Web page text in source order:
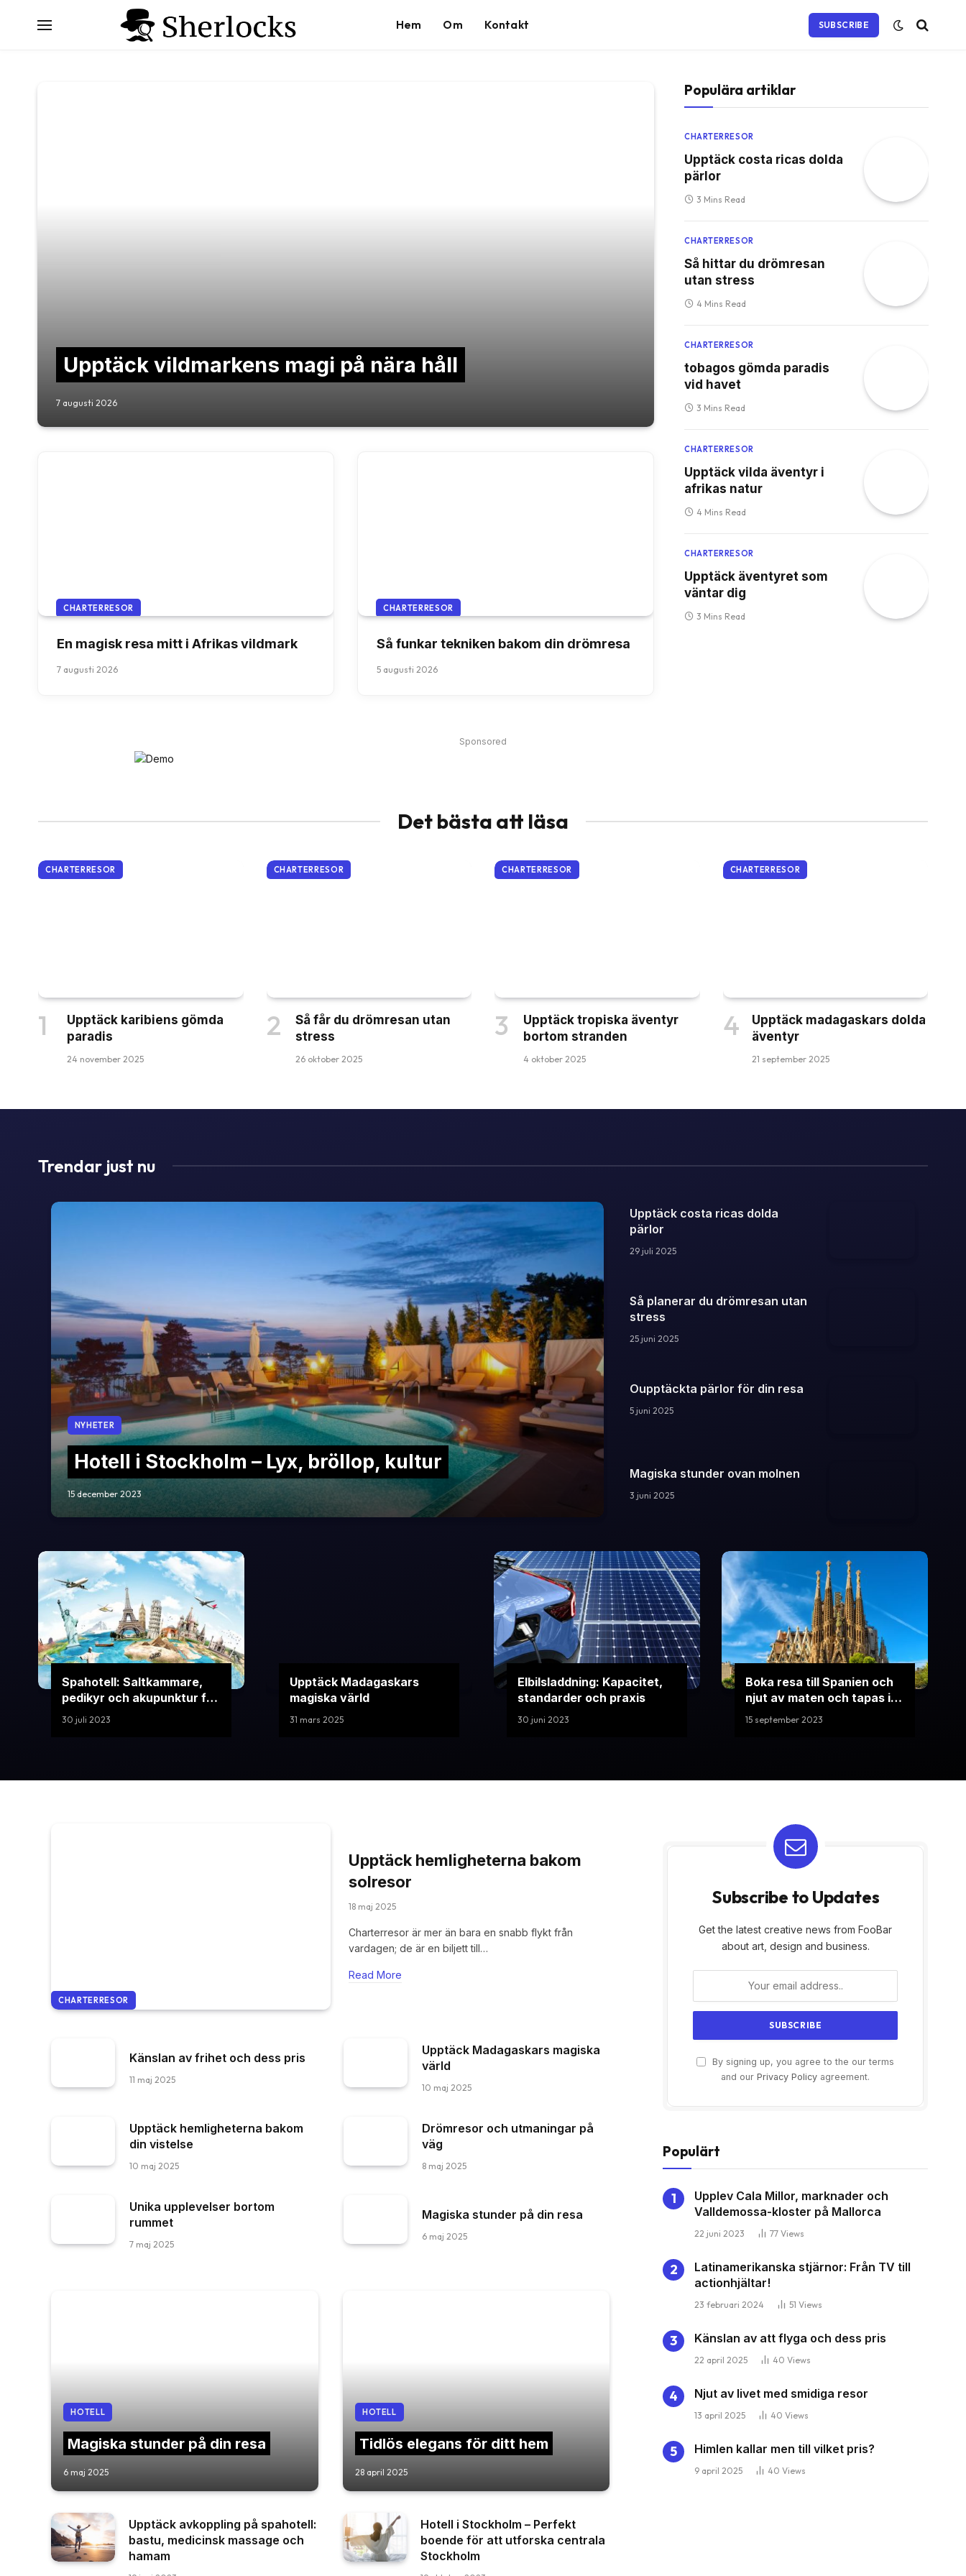
Hem Om Kontakt SUBSCRIBE
Upptäck vildmarkens magi på nära håll
7 augusti 2026
CHARTERRESOR
En magisk resa mitt i Afrikas vildmark
7 augusti 2026
CHARTERRESOR
Så funkar tekniken bakom din drömresa
5 augusti 2026
Populära artiklar
CHARTERRESOR
Upptäck costa ricas dolda
pärlor
3 Mins Read
CHARTERRESOR
Så hittar du drömresan
utan stress
4 Mins Read
CHARTERRESOR
tobagos gömda paradis
vid havet
3 Mins Read
CHARTERRESOR
Upptäck vilda äventyr i
afrikas natur
4 Mins Read
CHARTERRESOR
Upptäck äventyret som
väntar dig
3 Mins Read
Sponsored
Det bästa att läsa
CHARTERRESOR
Upptäck karibiens gömda
paradis
24 november 2025
CHARTERRESOR
Så får du drömresan utan
stress
26 oktober 2025
CHARTERRESOR
Upptäck tropiska äventyr
bortom stranden
4 oktober 2025
CHARTERRESOR
Upptäck madagaskars dolda
äventyr
21 september 2025
Trendar just nu
NYHETER
Hotell i Stockholm – Lyx, bröllop, kultur
15 december 2023
Upptäck costa ricas dolda
pärlor
29 juli 2025
Så planerar du drömresan utan
stress
25 juni 2025
Oupptäckta pärlor för din resa
5 juni 2025
Magiska stunder ovan molnen
3 juni 2025
Spahotell: Saltkammare,
pedikyr och akupunktur för
avkoppling
30 juli 2023
Upptäck Madagaskars
magiska värld
31 mars 2025
Elbilsladdning: Kapacitet,
standarder och praxis
30 juni 2023
Boka resa till Spanien och
njut av maten och tapas i
Granada
15 september 2023
CHARTERRESOR
Upptäck hemligheterna bakom
solresor
18 maj 2025
Charterresor är mer än bara en snabb flykt från
vardagen; de är en biljett till…
Read More
Känslan av frihet och dess pris
11 maj 2025
Upptäck Madagaskars magiska
värld
10 maj 2025
Upptäck hemligheterna bakom
din vistelse
10 maj 2025
Drömresor och utmaningar på
väg
8 maj 2025
Unika upplevelser bortom
rummet
7 maj 2025
Magiska stunder på din resa
6 maj 2025
HOTELL
Magiska stunder på din resa
6 maj 2025
HOTELL
Tidlös elegans för ditt hem
28 april 2025
Upptäck avkoppling på spahotell:
bastu, medicinsk massage och
hamam
Hotell i Stockholm – Perfekt
boende för att utforska centrala
Stockholm
Subscribe to Updates
Get the latest creative news from FooBar
about art, design and business.
By signing up, you agree to the our terms
and ourPrivacy Policy agreement.
Populärt
Upplev Cala Millor, marknader och
Valldemossa-kloster på Mallorca
22 juni 2023 77Views
Latinamerikanska stjärnor: Från TV till
actionhjältar!
23 februari 2024 51Views
Känslan av att flyga och dess pris
22 april 2025 40Views
Njut av livet med smidiga resor
13 april 2025 40Views
Himlen kallar men till vilket pris?
9 april 2025 40Views